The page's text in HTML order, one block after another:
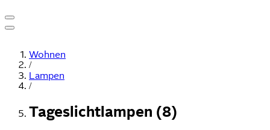
Wohnen
/
Lampen
/
Tageslichtlampen (8)